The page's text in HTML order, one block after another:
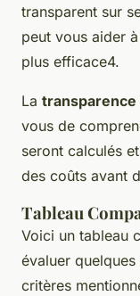
transparent sur
peut vous aider
plus efficace4.
La
vous de
seront calculés
des coûts avant
Tableau
Voici un tableau
évaluer
critères